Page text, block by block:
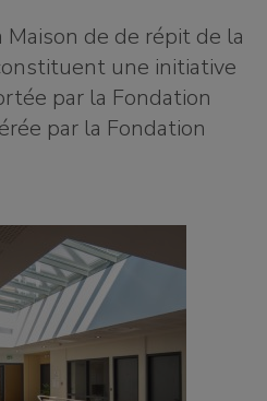
Maison de de répit de la
une initiative
par la Fondation
par la Fondation